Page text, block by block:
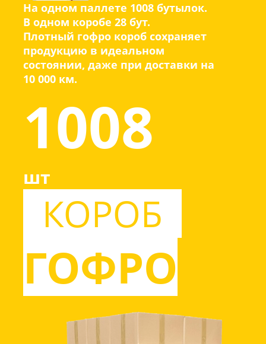
На одном паллете 1008 бутылок.
В одном коробе 28 бут.
Плотный гофро короб сохраняет
продукцию в идеальном
состоянии, даже при доставки на
10 000 км.
1008
шт
КОРОБ
ГОФРО